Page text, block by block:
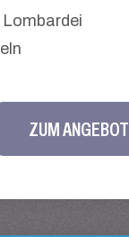
ZUM ANGEBOT